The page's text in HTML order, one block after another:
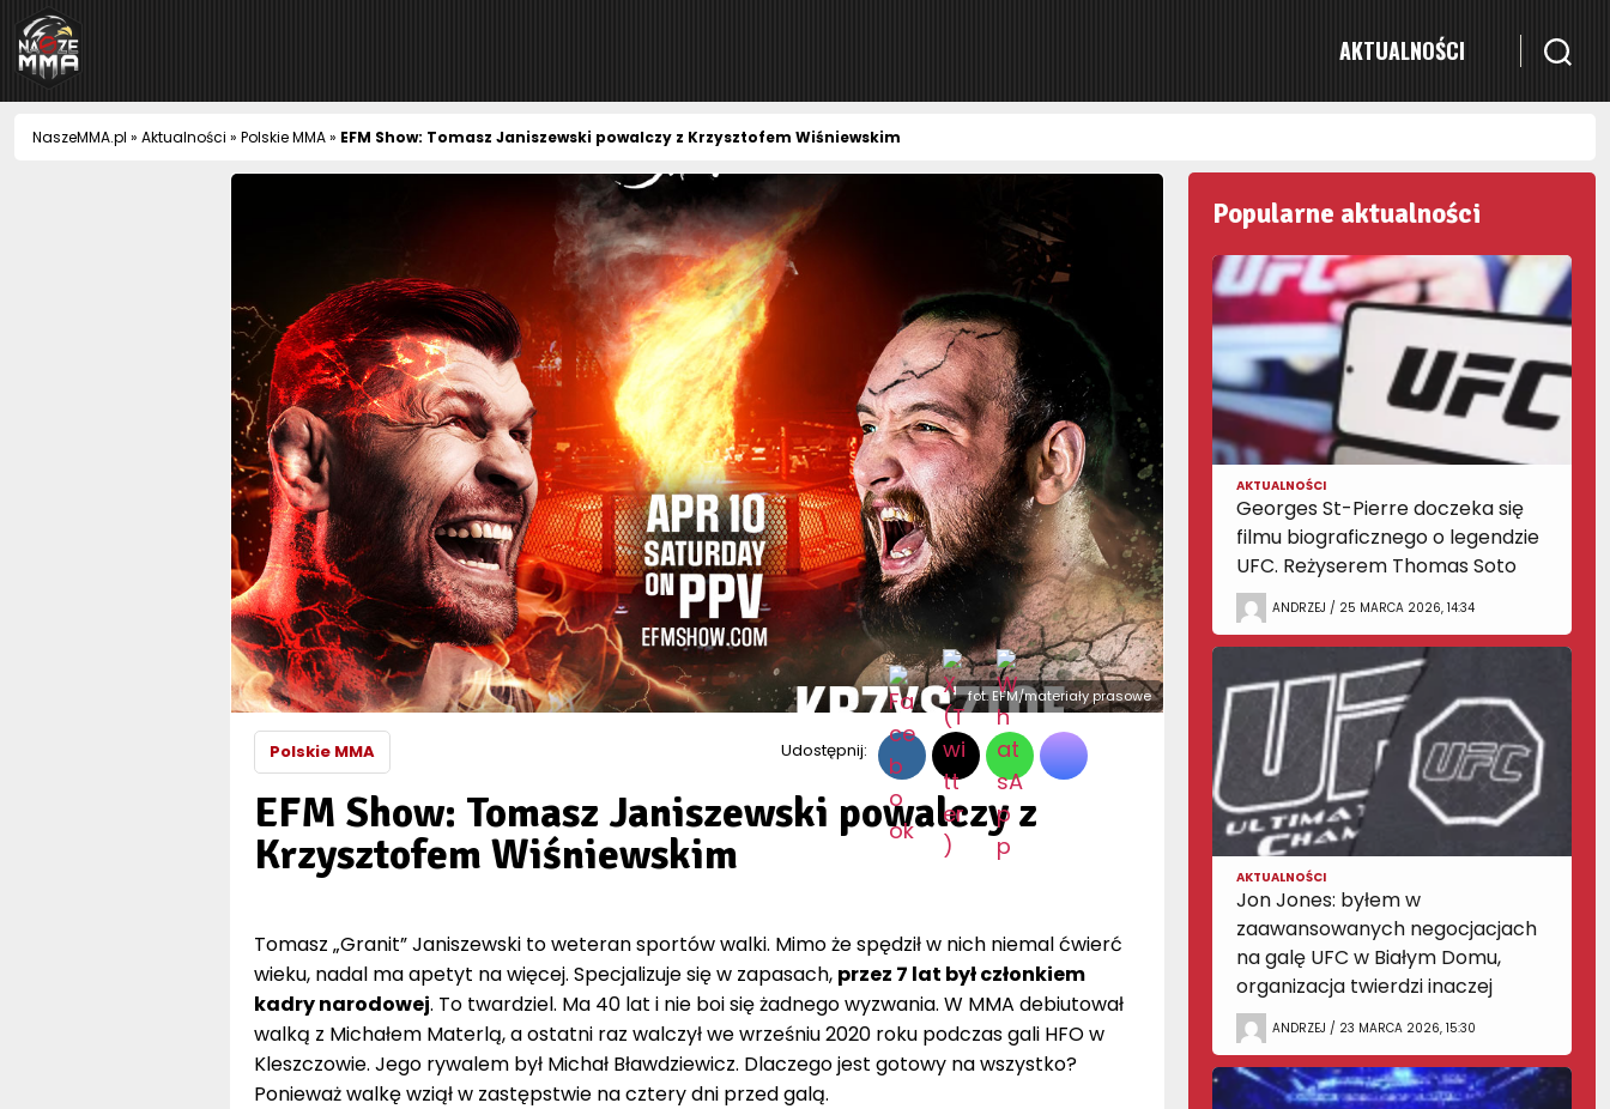
NaszeMMA
AKTUALNOŚCI
NaszeMMA.pl » Aktualności » Polskie MMA» EFM Show: Tomasz Janiszewski powalczy z Krzysztofem Wiśniewskim
fot. EFM/materiały prasowe
Polskie MMA Udostępnij:
EFM Show: Tomasz Janiszewski powalczy z
Krzysztofem Wiśniewskim
Tomasz „Granit” Janiszewski to weteran sportów walki. Mimo że spędził w nich niemal ćwierć
wieku, nadal ma apetyt na więcej. Specjalizuje się w zapasach, przez 7 lat był członkiem
kadry narodowej. To twardziel. Ma 40 lat i nie boi się żadnego wyzwania. W MMA debiutował
walką z Michałem Materlą, a ostatni raz walczył we wrześniu 2020 roku podczas gali HFO w
Kleszczowie. Jego rywalem był Michał Bławdziewicz. Dlaczego jest gotowy na wszystko?
Ponieważ walkę wziął w zastępstwie na cztery dni przed galą.
Popularne aktualności
AKTUALNOŚCI
Georges St-Pierre doczeka się
filmu biograficznego o legendzie
UFC. Reżyserem Thomas Soto
ANDRZEJ / 25 MARCA 2026, 14:34
AKTUALNOŚCI
Jon Jones: byłem w
zaawansowanych negocjacjach
na galę UFC w Białym Domu,
organizacja twierdzi inaczej
ANDRZEJ / 23 MARCA 2026, 15:30